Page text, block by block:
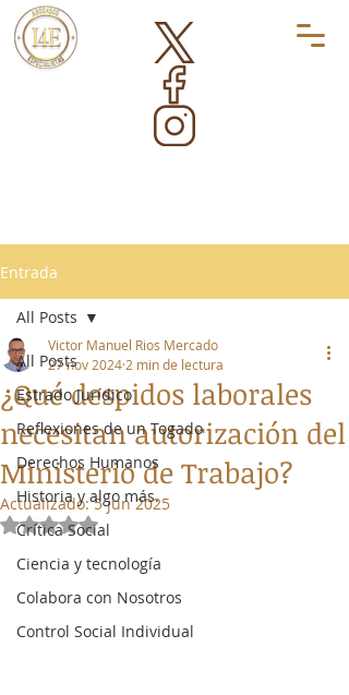
Entrada
All Posts
Estrado Jurídico
Reflexiones de un Togado
Derechos Humanos
Historia y algo más.
Crítica Social
Ciencia y tecnología
Colabora con Nosotros
Control Social Individual
All Posts
¿Qué despidos laborales
necesitan autorización del
Ministerio de Trabajo?
Victor Manuel Rios Mercado
27 nov 2024 2 min de lectura
Actualizado:5 jun 2025
Obtuvo NaN de 5 estrellas.